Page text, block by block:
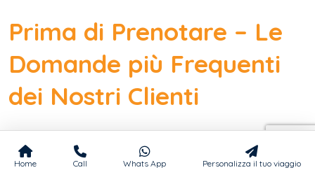
Prima di Prenotare – Le
Domande più Frequenti
dei Nostri Clienti
Hai domande sui nostri viaggi organizzati? Scopri le
FAQ: info su prenotazioni, pagamenti, assistenza,
Home Call Whats App Personalizza il tuo viaggio